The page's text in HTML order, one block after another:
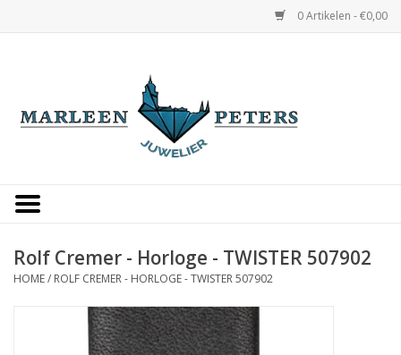
0 Artikelen - €0,00
Occasions
Trouwringen
Rolf Cremer - Horloge - TWISTER 507902
HOME/ ROLF CREMER - HORLOGE - TWISTER 507902